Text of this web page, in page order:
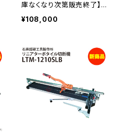
庫なくなり次第販売終了】
【後継品はLTM-1010SLB】
石井超硬工具製作所 リニア
わりホルダー・機械収納バッ
グ付き AHS-1040CLEA後
継品≪メーカー直送≫
¥108,000